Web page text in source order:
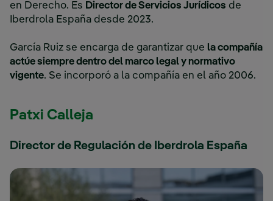
en Derecho. Es Director de Servicios Jurídicos de
Iberdrola España desde 2023.
García Ruiz se encarga de garantizar que la compañía
actúe siempre dentro del marco legal y normativo
vigente. Se incorporó a la compañía en el año 2006.
Patxi Calleja
Director de Regulación de Iberdrola España